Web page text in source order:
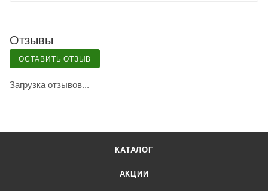
Отзывы
ОСТАВИТЬ ОТЗЫВ
Загрузка отзывов...
КАТАЛОГ
АКЦИИ